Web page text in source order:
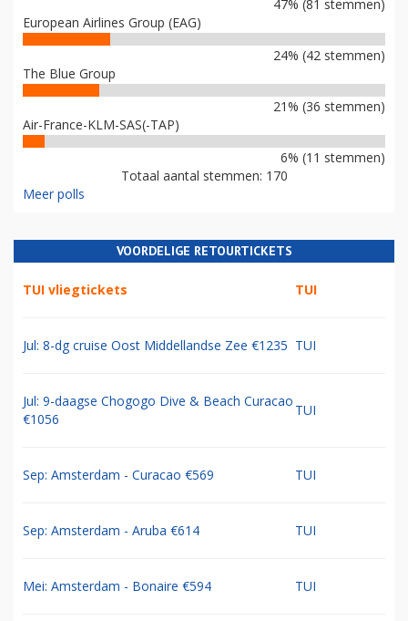
47% (81 stemmen)
European Airlines Group (EAG)
24% (42 stemmen)
The Blue Group
21% (36 stemmen)
Air-France-KLM-SAS(-TAP)
6% (11 stemmen)
Totaal aantal stemmen: 170
Meer polls
VOORDELIGE RETOURTICKETS
TUI vliegtickets TUI
Jul: 8-dg cruise Oost Middellandse Zee €1235 TUI
Jul: 9-daagse Chogogo Dive & Beach Curacao
€1056
TUI
Sep: Amsterdam - Curacao €569 TUI
Sep: Amsterdam - Aruba €614 TUI
Mei: Amsterdam - Bonaire €594 TUI